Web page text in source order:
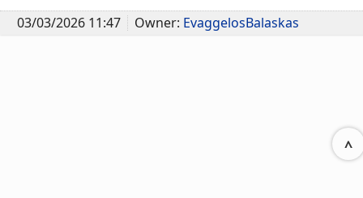
03/03/2026 11:47 Owner: EvaggelosBalaskas